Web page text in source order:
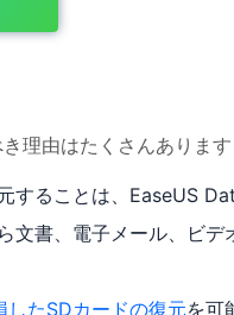
理由はたくさんあります
することは、EaseUS
文書、電子メール、ビ
したSDカードの復元を可